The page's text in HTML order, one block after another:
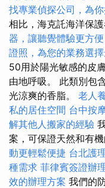
找專業偵探公司，為
相比，海克託海洋保
器，讓聽覺體驗更方便
證照，為您的業務選
50用於陽光敏感的皮
由地呼吸。 此類別包
光涼爽的香脂。 老人
私的居住空間 台中按
解其他人搬家的經驗
案，可保證天然和有機
動更輕鬆便捷 台北護
種需求 菲律賓簽證辦
效的辦理方案 我們的